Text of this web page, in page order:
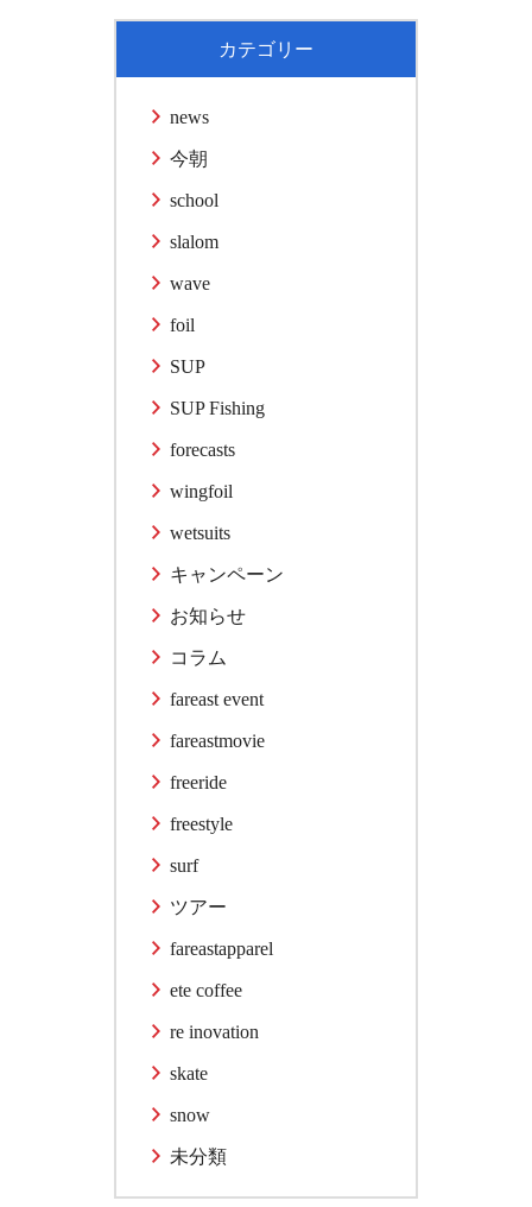
カテゴリー
news
今朝
school
slalom
wave
foil
SUP
SUP Fishing
forecasts
wingfoil
wetsuits
キャンペーン
お知らせ
コラム
fareast event
fareastmovie
freeride
freestyle
surf
ツアー
fareastapparel
ete coffee
re inovation
skate
snow
未分類